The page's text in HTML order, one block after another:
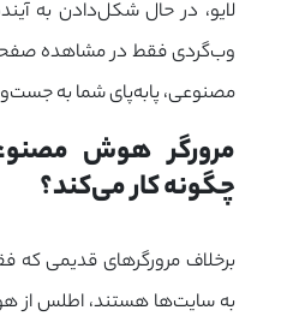
لایو، در حال شکل‌دادن به
وب‌گردی فقط در مشاهده
مصنوعی، پابه‌پای شما به
چگونه کار می‌کند؟
برخلاف مرورگرهای قدیمی
به سایت‌ها هستند، اطلس